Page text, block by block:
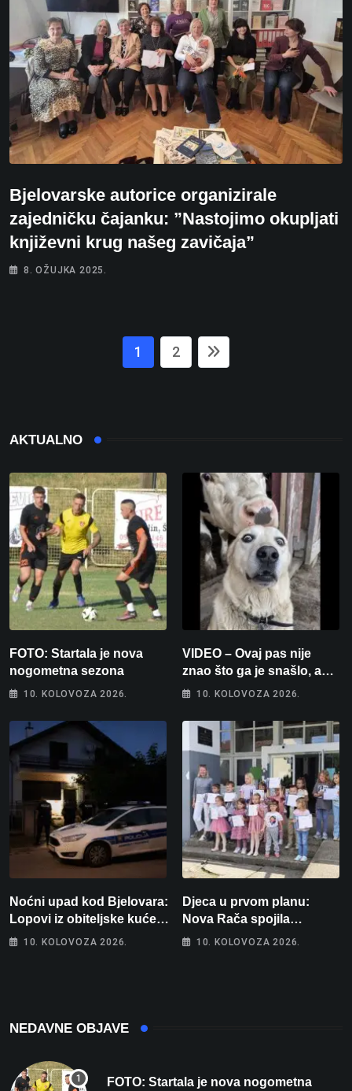
Bjelovarske autorice organizirale
zajedničku čajanku: ”Nastojimo okupljati
književni krug našeg zavičaja”
8. OŽUJKA 2025.
1 2
AKTUALNO
FOTO: Startala je nova
nogometna sezona
10. KOLOVOZA 2026.
VIDEO – Ovaj pas nije
znao što ga je snašlo, a
njegova reakcija je
10. KOLOVOZA 2026.
Noćni upad kod Bjelovara:
Lopovi iz obiteljske kuće
odnijeli novac i zlato
10. KOLOVOZA 2026.
Djeca u prvom planu:
Nova Rača spojila
nogomet, programiranje,
10. KOLOVOZA 2026.
NEDAVNE OBJAVE
FOTO: Startala je nova nogometna